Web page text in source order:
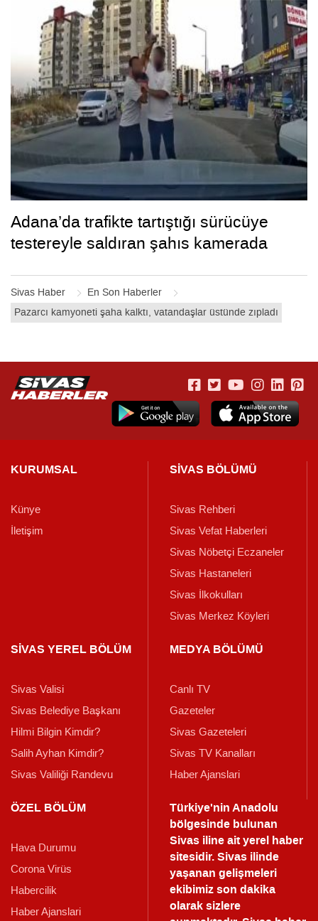
Sivas Haber
En Son Haberler
Pazarcı kamyoneti şaha kalktı, vatandaşlar üstünde zıpladı
Adana’da trafikte tartıştığı sürücüye
testereyle saldıran şahıs kamerada
KURUMSAL
Künye
İletişim
SİVAS BÖLÜMÜ
Sivas Rehberi
Sivas Vefat Haberleri
Sivas Nöbetçi Eczaneler
Sivas Hastaneleri
Sivas İlkokulları
Sivas Merkez Köyleri
SİVAS YEREL BÖLÜM
Sivas Valisi
Sivas Belediye Başkanı
Hilmi Bilgin Kimdir?
Salih Ayhan Kimdir?
Sivas Valiliği Randevu
MEDYA BÖLÜMÜ
Canlı TV
Gazeteler
Sivas Gazeteleri
Sivas TV Kanalları
Haber Ajanslari
ÖZEL BÖLÜM
Hava Durumu
Corona Virüs
Habercilik
Haber Ajanslari
Türkiye'nin Anadolu
bölgesinde bulunan
Sivas iline ait yerel haber
sitesidir. Sivas ilinde
yaşanan gelişmeleri
ekibimiz son dakika
olarak sizlere